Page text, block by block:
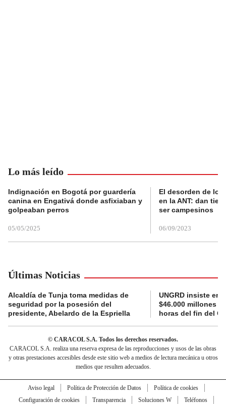
Lo más leído
Indignación en Bogotá por guardería
canina en Engativá donde asfixiaban y
golpeaban perros
05/05/2025
El desorden de
en la ANT: dan
ser campesinos
06/09/2023
Últimas Noticias
Alcaldía de Tunja toma medidas de
seguridad por la posesión del
presidente, Abelardo de la Espriella
UNGRD insiste en
$46.000 millones
horas del fin del
© CARACOL S.A. Todos los derechos reservados.
CARACOL S.A. realiza una reserva expresa de las reproducciones y usos de las obras
y otras prestaciones accesibles desde este sitio web a medios de lectura mecánica u otros
medios que resulten adecuados.
Aviso legal Política de Protección de Datos
Política de cookies
Configuración de cookies
Transparencia Soluciones W
Teléfonos